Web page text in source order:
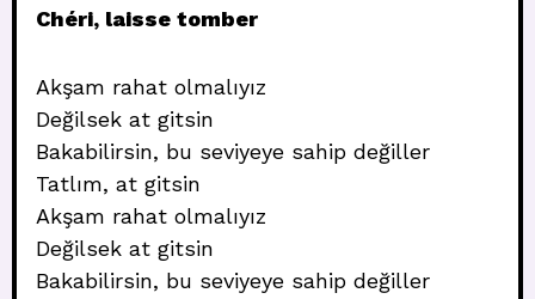
Chéri, laisse tomber
Akşam rahat olmalıyız
Değilsek at gitsin
Bakabilirsin, bu seviyeye sahip değiller
Tatlım, at gitsin
Akşam rahat olmalıyız
Değilsek at gitsin
Bakabilirsin, bu seviyeye sahip değiller